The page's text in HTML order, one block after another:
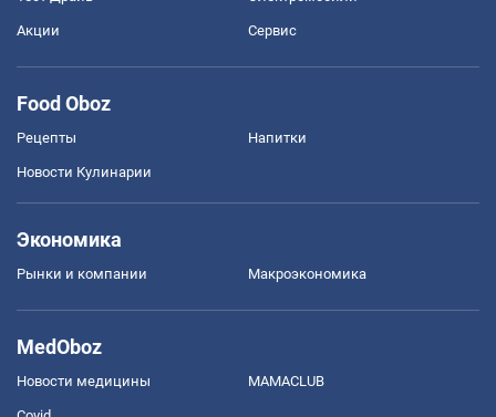
Акции Сервис
Food Oboz
Рецепты Напитки
Новости Кулинарии
Экономика
Рынки и компании Mакроэкономика
MedOboz
Новости медицины MAMACLUB